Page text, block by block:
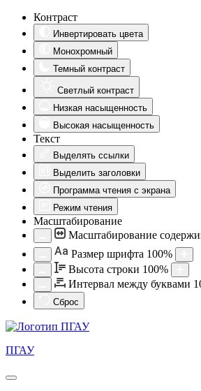
Контраст
Инвертировать цвета
Монохромный
Темный контраст
Светлый контраст
Низкая насыщенность
Высокая насыщенность
Текст
Выделять ссылки
Выделить заголовки
Программа чтения с экрана
Режим чтения
Масштабирование
Масштабирование
Aa Размер шрифта 100%
Высота строки 100%
Интервал между буквами
Сброс
ПГАУ